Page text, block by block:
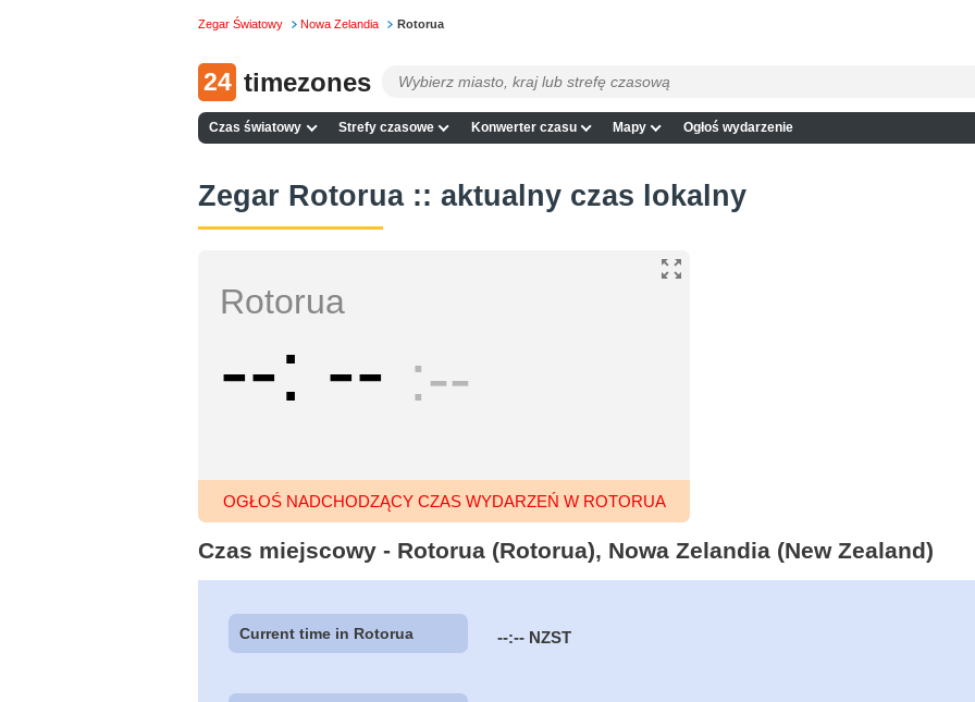
Zegar Światowy Nowa Zelandia Rotorua
24 timezones
Czas światowy Strefy czasowe Konwerter czasu Mapy Ogłoś wydarzenie
Zegar Rotorua :: aktualny czas lokalny
Rotorua
-- -- --
OGŁOŚ NADCHODZĄCY CZAS WYDARZEŃ W ROTORUA
Czas miejscowy - Rotorua (Rotorua), Nowa Zelandia (New Zealand)
Current time in Rotorua --:-- NZST